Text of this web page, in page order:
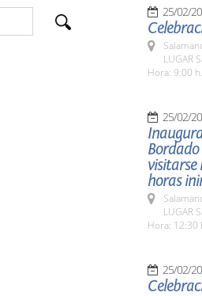
25/02/
LUGAR
Hora: 9:00 h.
25/02/
visitarse
horas
LUGAR
Hora: 12:30
25/02/